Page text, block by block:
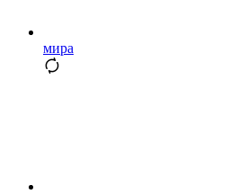
мира